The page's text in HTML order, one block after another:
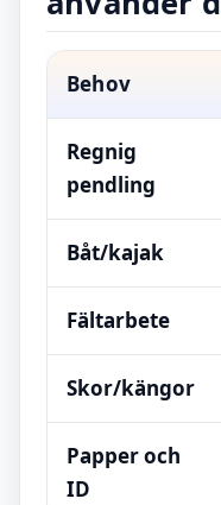
Behov
Regnig
pendling
Båt/kajak
Fältarbete
Skor/kängor
Papper och
ID